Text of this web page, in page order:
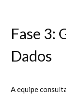
Fase 3:
Dados
A equipe